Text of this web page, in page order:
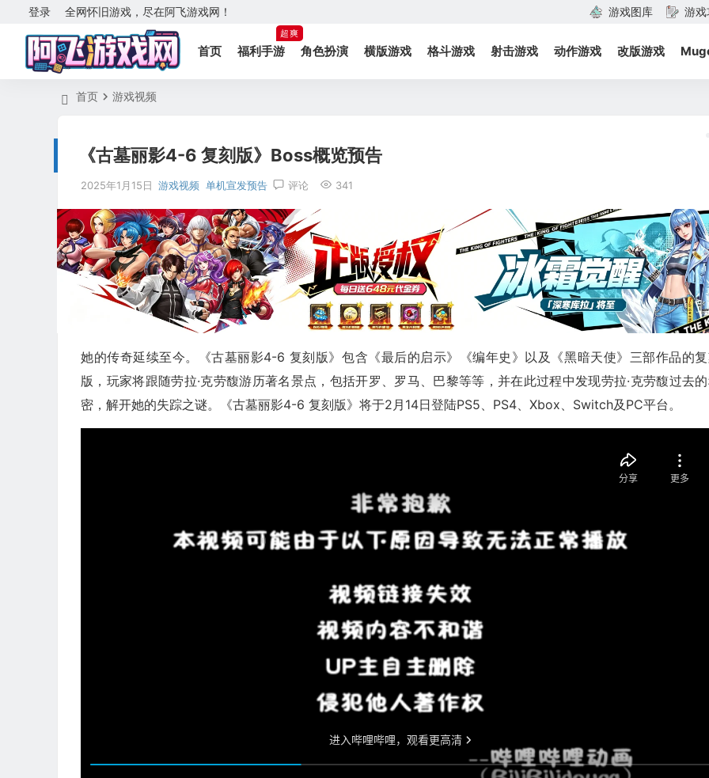
全网怀旧游戏，尽在阿飞游戏网！
登录 游戏图库 游
首页 福利手游
超爽
角色扮演 横版游戏 格斗游戏 射击游戏 动作游戏 改版游戏
首页 游戏视频
《古墓丽影4-6 复刻版》Boss概览预告
2025年1月15日 游戏视频 单机宣发预告 评论 341
她的传奇延续至今。《古墓丽影4-6 复刻版》包含《最后的启示》《编年史》以及《黑暗天使》三部作品的
版，玩家将跟随劳拉·克劳馥游历著名景点，包括开罗、罗马、巴黎等等，并在此过程中发现劳拉·克劳馥过去
密，解开她的失踪之谜。《古墓丽影4-6 复刻版》将于2月14日登陆PS5、PS4、Xbox、Switch及PC平台。